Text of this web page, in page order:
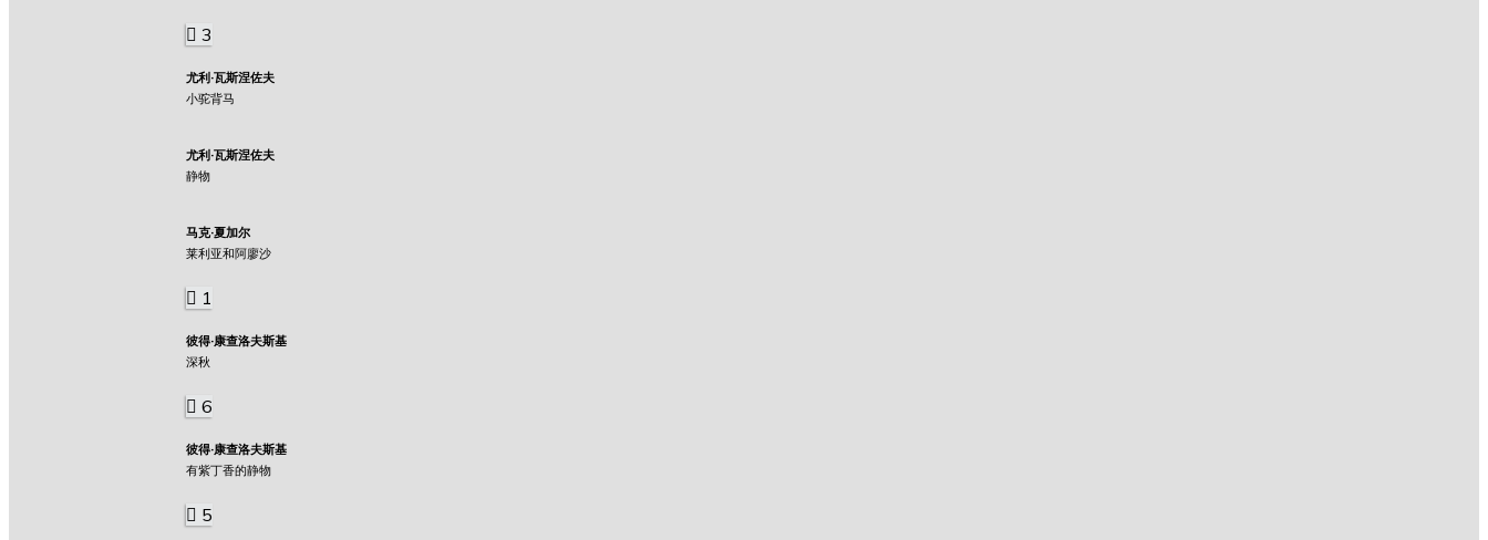
3
尤利·瓦斯涅佐夫
小驼背马
尤利·瓦斯涅佐夫
静物
马克·夏加尔
莱利亚和阿廖沙
1
彼得·康查洛夫斯基
深秋
6
彼得·康查洛夫斯基
有紫丁香的静物
5